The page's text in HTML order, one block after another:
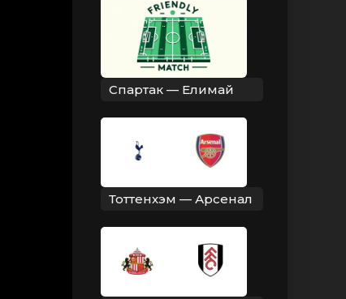
Спартак — Елимай
Тоттенхэм — Арсенал